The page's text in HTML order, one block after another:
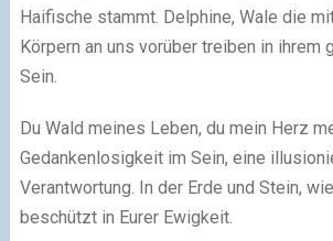
Haifische stammt. Delphine, Wale die
Körpern an uns vorüber treiben in ihrem
Sein.
Du Wald meines Leben, du mein Herz
Gedankenlosigkeit im Sein, eine
Verantwortung. In der Erde und Stein,
beschützt in Eurer Ewigkeit.